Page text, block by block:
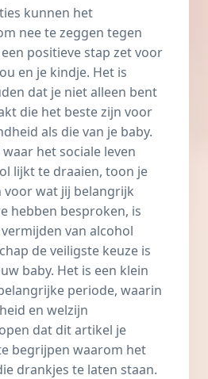
kunnen het
nee te zeggen tegen
positieve stap zet voor
en je kindje. Het is
dat je niet alleen bent
die het beste zijn voor
als die van je baby.
het sociale leven
lijkt te draaien, toon je
wat jij belangrijk
hebben besproken, is
van alcohol
de veiligste keuze is
baby. Het is een klein
periode, waarin
en welzijn
dat dit artikel je
begrijpen waarom het
drankjes te laten staan.